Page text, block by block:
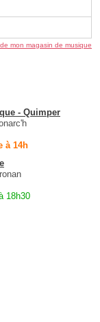
mon magasin de musique
- Quimper
à 14h
18h30